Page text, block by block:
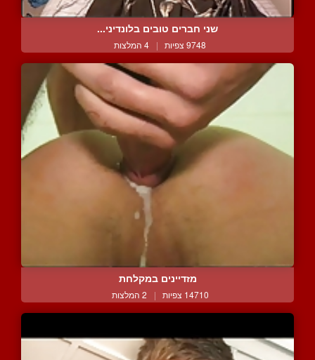
שני חברים טובים בלונדיני...
9748 צפיות | 4 המלצות
מזדיינים במקלחת
14710 צפיות | 2 המלצות